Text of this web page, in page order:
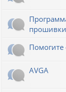
прошивки
Помогите
AVGA